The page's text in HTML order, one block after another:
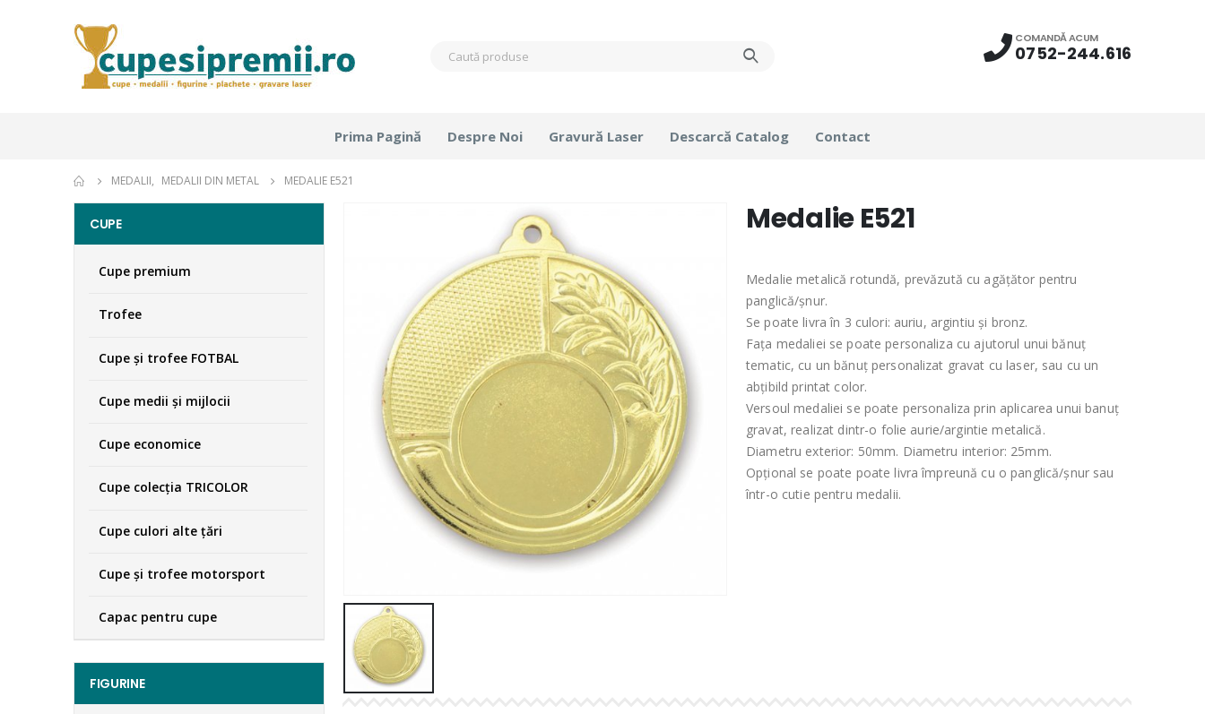
COMANDĂ ACUM
0752-244.616
Prima Pagină Despre Noi Gravură Laser Descarcă Catalog Contact
MEDALII, MEDALII DIN METAL MEDALIE E521
Medalie E521
Medalie metalică rotundă, prevăzută cu agățător pentru
panglică/șnur.
Se poate livra în 3 culori: auriu, argintiu și bronz.
Fața medaliei se poate personaliza cu ajutorul unui bănuț
tematic, cu un bănuț personalizat gravat cu laser, sau cu un
abțibild printat color.
Versoul medaliei se poate personaliza prin aplicarea unui banuț
gravat, realizat dintr-o folie aurie/argintie metalică.
Diametru exterior: 50mm. Diametru interior: 25mm.
Opțional se poate poate livra împreună cu o panglică/șnur sau
într-o cutie pentru medalii.
CUPE
Cupe premium
Trofee
Cupe şi trofee FOTBAL
Cupe medii şi mijlocii
Cupe economice
Cupe colecţia TRICOLOR
Cupe culori alte țări
Cupe și trofee motorsport
Capac pentru cupe
FIGURINE